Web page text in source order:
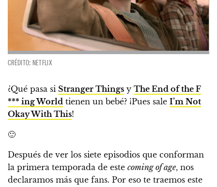
CRÉDITO: NETFLIX
¿Qué pasa si Stranger Things y The End of the F
*** ing World tienen un bebé? ¡Pues sale I’m Not
Okay With This!
🙂
Después de ver los siete episodios que conforman
la primera temporada de este coming of age, nos
declaramos más que fans. Por eso te traemos este